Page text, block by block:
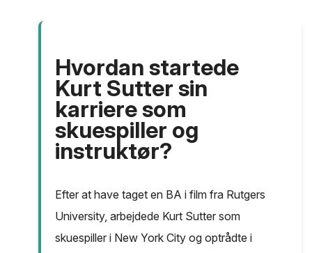
Hvordan startede
Kurt Sutter sin
karriere som
skuespiller og
instruktør?
Efter at have taget en BA i film fra Rutgers
University, arbejdede Kurt Sutter som
skuespiller i New York City og optrådte i